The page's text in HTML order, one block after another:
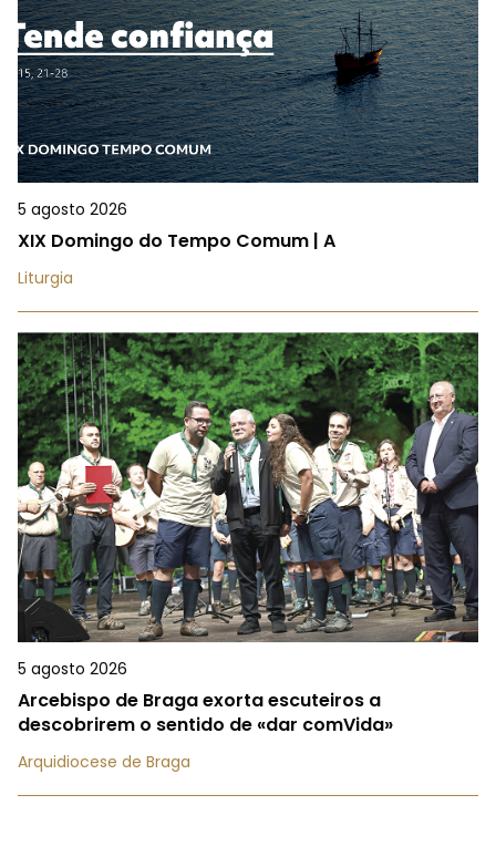
5 agosto 2026
XIX Domingo do Tempo Comum | A
Liturgia
5 agosto 2026
Arcebispo de Braga exorta escuteiros a
descobrirem o sentido de «dar comVida»
Arquidiocese de Braga